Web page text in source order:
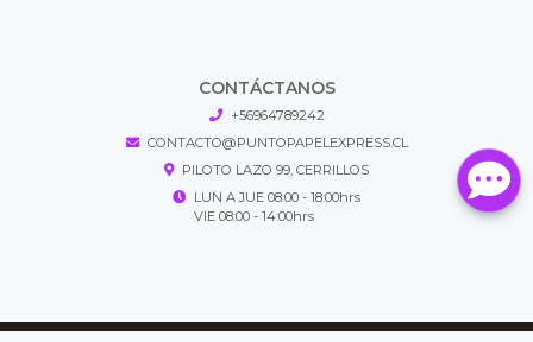
CONTÁCTANOS
+56964789242
CONTACTO@PUNTOPAPELEXPRESS.CL
PILOTO LAZO 99, CERRILLOS
LUN A JUE 08:00 - 18:00hrs
VIE 08:00 - 14:00hrs